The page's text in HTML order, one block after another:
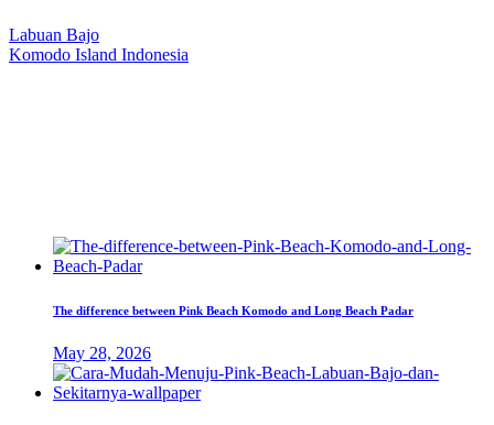
Labuan Bajo
Komodo Island Indonesia
The difference between Pink Beach Komodo and Long Beach Padar
May 28, 2026